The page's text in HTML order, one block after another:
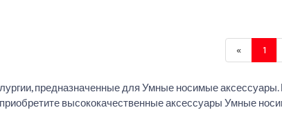
« 1
предназначенные для Умные носимые
высококачественные аксессуары Умные